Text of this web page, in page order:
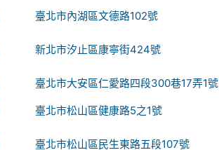
臺北市內湖區文德路102號
新北市汐止區康寧街424號
臺北市大安區仁愛路四段300巷17弄1號
臺北市松山區健康路5之1號
臺北市松山區民生東路五段107號